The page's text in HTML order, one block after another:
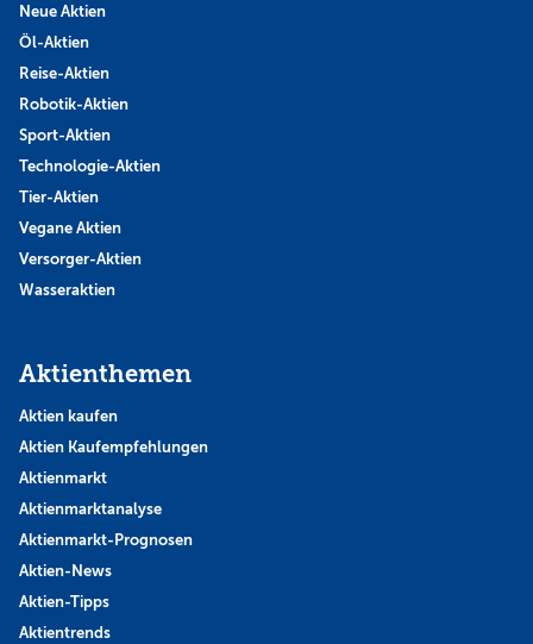
Neue Aktien
Öl-Aktien
Reise-Aktien
Robotik-Aktien
Sport-Aktien
Technologie-Aktien
Tier-Aktien
Vegane Aktien
Versorger-Aktien
Wasseraktien
Aktienthemen
Aktien kaufen
Aktien Kaufempfehlungen
Aktienmarkt
Aktienmarktanalyse
Aktienmarkt-Prognosen
Aktien-News
Aktien-Tipps
Aktientrends